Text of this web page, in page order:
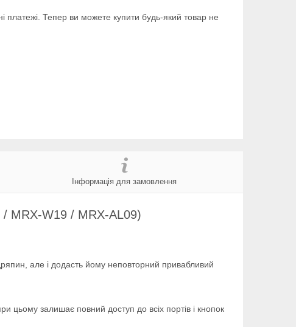
платежі. Тепер ви можете купити будь-який товар не
Інформація для замовлення
MRX-W19 / MRX-AL09)
але і додасть йому неповторний привабливий
цьому залишає повний доступ до всіх портів і кнопок